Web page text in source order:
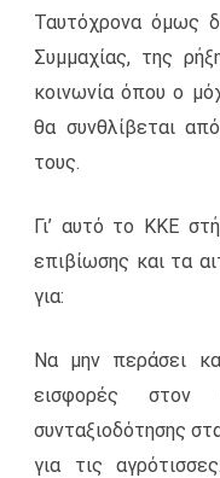
Ταυτόχρονα όμως
Συμμαχίας, της
κοινωνία όπου ο
θα συνθλίβεται
τους.
Γι’ αυτό το ΚΚΕ
επιβίωσης και τα
για:
Να μην περάσει
εισφορές
συνταξιοδότησης
για τις